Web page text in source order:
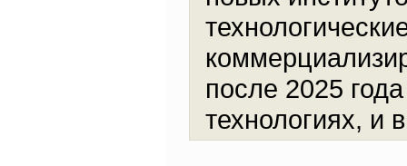
после 2025
технологиях, и